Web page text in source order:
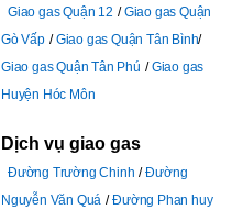
Giao gas Quận 12
Giao gas Quận
Gò Vấp
Giao gas Quận Tân Bình
Giao gas Quận Tân Phú
Giao gas
Huyện Hóc Môn
Dịch vụ giao gas
Đường Trường Chinh
Đường
Nguyễn Văn Quá
Đường Phan huy